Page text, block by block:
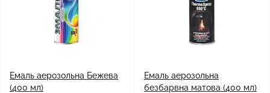
Емаль аерозольна Бежева
(400 мл)
Емаль аерозольна
безбарвна матова (400 мл)